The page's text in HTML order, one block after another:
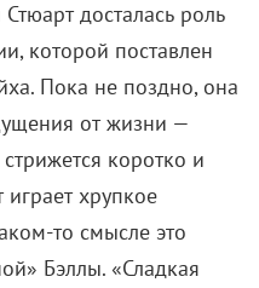
досталась роль
которой поставлен
Пока не поздно, она
от жизни —
коротко и
хрупкое
то смысле это
Бэллы. «Сладкая